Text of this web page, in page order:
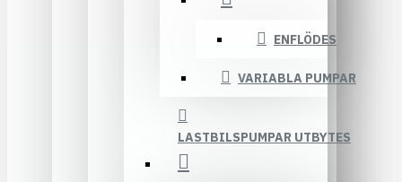
ENFLÖDES
VARIABLA PUMPAR
LASTBILSPUMPAR UTBYTES